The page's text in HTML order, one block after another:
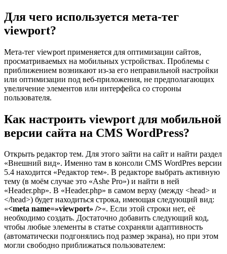
Для чего используется мета-тег
viewport?
Мета-тег viewport применяется для оптимизации сайтов,
просматриваемых на мобильных устройствах. Проблемы с
приближением возникают из-за его неправильной настройки
или оптимизации под веб-приложения, не предполагающих
увеличение элементов или интерфейса со стороны
пользователя.
Как настроить viewport для мобильной
версии сайта на CMS WordPress?
Открыть редактор тем. Для этого зайти на сайт и найти раздел
«Внешний вид». Именно там в консоли CMS WordPres версии
5.4 находится «Редактор тем». В редакторе выбрать активную
тему (в моём случае это «Ashe Pro») и найти в ней
«Header.php». В «Header.php» в самом верху (между <head> и
</head>) будет находиться строка, имеющая следующий вид:
«<meta name=»viewport» />«. Если этой строки нет, её
необходимо создать. Достаточно добавить следующий код,
чтобы любые элементы в статье сохраняли адаптивность
(автоматически подгонялись под размер экрана), но при этом
могли свободно приближаться пользователем: